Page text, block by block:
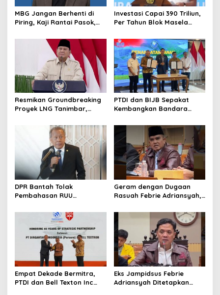
MBG Jangan Berhenti di
Piring, Kaji Rantai Pasok,
Ekonomi Lokal
Investasi Capai 390 Triliun,
Per Tahun Blok Masela
Juta Ton LNG
Resmikan Groundbreaking
Proyek LNG Tanimbar,
Nantikan 28 Tahun
PTDI dan BIJB Sepakat
Kembangkan Bandara
Industri Kedirgantaraan
Nasional
DPR Bantah Tolak
Pembahasan RUU
Geram dengan Dugaan
Rasuah Febrie Adriansyah,
Jampidsus Dihukum Mati
Empat Dekade Bermitra,
PTDI dan Bell Texton Inc
Eks Jampidsus Febrie
Adriansyah Ditetapkan